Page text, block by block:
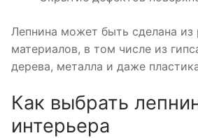
Лепнина может быть сделана из
материалов, в том числе из
дерева, металла и даже
Как выбрать
интерьера